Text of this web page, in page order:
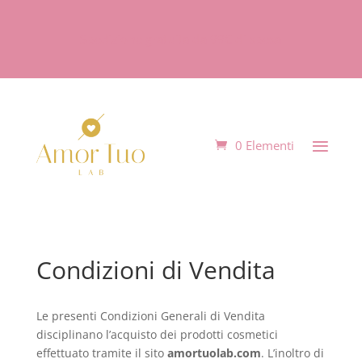
0 Elementi
Condizioni di Vendita
Le presenti Condizioni Generali di Vendita
disciplinano l’acquisto dei prodotti cosmetici
effettuato tramite il sito amortuolab.com. L’inoltro di